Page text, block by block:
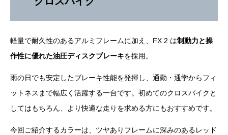
軽量で耐久性のあるアルミフレームに加え、FX 2 は制動力と操
作性に優れた油圧ディスクブレーキを採用。
雨の日でも安定したブレーキ性能を発揮し、通勤・通学からフィ
ットネスまで幅広く活躍する一台です。初めてのクロスバイクと
してはもちろん、より快適な走りを求める方にもおすすめです。
今回ご紹介するカラーは、ツヤありフレームに深みのあるレッド